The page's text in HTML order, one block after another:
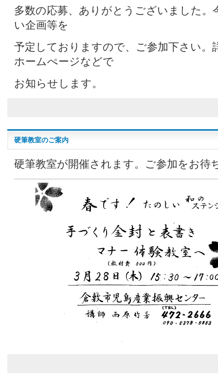
多数の応募、ありがとうございました。
い企画等を
予定しておりますので、ご参加下さい。
ホームぺージなどで
お知らせします。
硬筆教室のご案内
硬筆教室が開催されます。ご参加をお待